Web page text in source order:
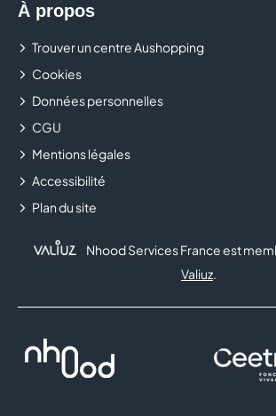
À propos
Trouver un centre Aushopping
Cookies
Données personnelles
CGU
Mentions légales
Accessibilité
Plan du site
Nhood Services France est
Valiuz.